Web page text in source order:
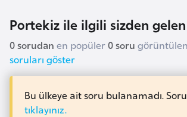
Portekiz ile ilgili sizden
0 sorudan en popüler0 soru
soruları göster
Bu ülkeye ait soru bulanamadı.
tıklayınız.
k
B
u
g